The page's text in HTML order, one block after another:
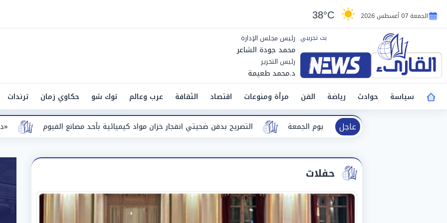
الجمعة 07 أغسطس 2026 38°C
رئيس مجلس الإدارة
محمد جودة الشاعر
رئيس التحرير
د.محمد طعيمة
سياسة
حوادث رياضة الفن مرأة ومنوعات اقتصاد الثقافة عرب وعالم توك شو حكاوي زمان ترندات
عاجل
«دول عصابة».. أنس وائل يكشف التصريح بدفن ضحيتي انفجار خزان مواد كيميائية بأحد مصانع الفيوم
حفلات